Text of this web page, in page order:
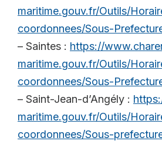
maritime.gouv.fr/Outils/
coordonnees/Sous-
– Saintes : https://
maritime.gouv.fr/Outils/
coordonnees/Sous-
– Saint-Jean-d’Angély :
maritime.gouv.fr/Outils/
coordonnees/Sous-